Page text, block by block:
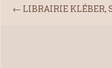
← LIBRAIRIE KLÉBER,